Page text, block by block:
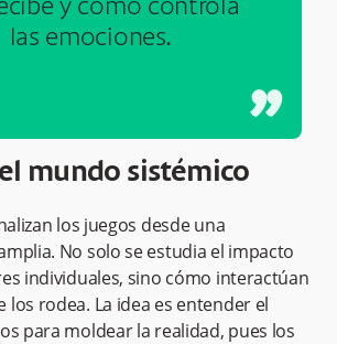
y cómo controla
las emociones.
”
mundo sistémico
los juegos desde una
No solo se estudia el impacto
individuales, sino cómo interactúan
los rodea. La idea es entender el
para moldear la realidad, pues los